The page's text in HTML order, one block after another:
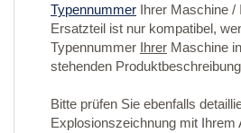
Typennummer Ihrer Maschine /
Ersatzteil ist nur kompatibel,
Typennummer Ihrer Maschine
stehenden
Bitte prüfen Sie ebenfalls
Explosionszeichnung mit Ihrem